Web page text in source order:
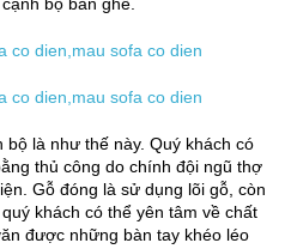
là như thế này. Quý khách có
thủ công do chính đội ngũ thợ
Gỗ đóng là sử dụng lõi gỗ, còn
khách có thể yên tâm về chất
được những bàn tay khéo léo